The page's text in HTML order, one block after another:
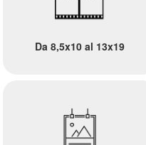
Assistenza
Da 8,5x10 al 13x19